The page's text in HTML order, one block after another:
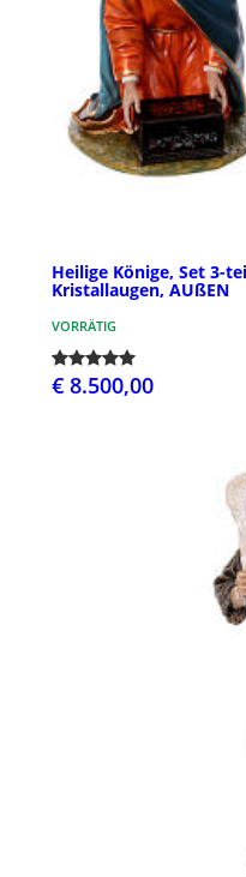
Heilige Könige, Set 3-
Kristallaugen, AUßEN
VORRÄTIG
€ 8.500,00